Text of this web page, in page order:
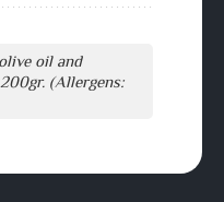
oil and
(Allergens: